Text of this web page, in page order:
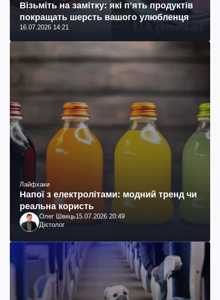
Візьміть на замітку: які пʼять продуктів
покращать шерсть вашого улюбленця
16.07.2026 14:21
Лайфхаки
Напої з електролітами: модний тренд чи
реальна користь
Олег Швець15.07.2026 20:49
Дієтолог